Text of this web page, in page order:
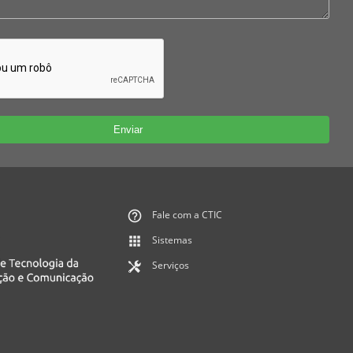
Fale com a CTIC
Sistemas
Serviços